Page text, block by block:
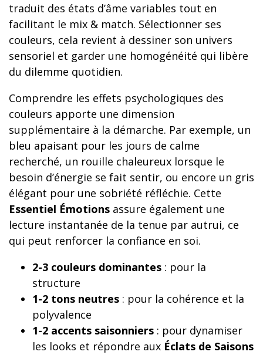
traduit des états d’âme variables tout en
facilitant le mix & match. Sélectionner ses
couleurs, cela revient à dessiner son univers
sensoriel et garder une homogénéité qui libère
du dilemme quotidien.
Comprendre les effets psychologiques des
couleurs apporte une dimension
supplémentaire à la démarche. Par exemple, un
bleu apaisant pour les jours de calme
recherché, un rouille chaleureux lorsque le
besoin d’énergie se fait sentir, ou encore un gris
élégant pour une sobriété réfléchie. Cette
Essentiel Émotions assure également une
lecture instantanée de la tenue par autrui, ce
qui peut renforcer la confiance en soi.
2-3 couleurs dominantes : pour la
structure
1-2 tons neutres : pour la cohérence et la
polyvalence
1-2 accents saisonniers : pour dynamiser
les looks et répondre aux Éclats de Saisons